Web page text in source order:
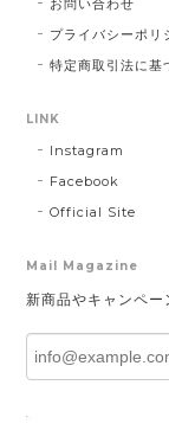
プライバシーポリ
特定商取引法に基
LINK
Instagram
Facebook
Official Site
Mail Magazine
新商品やキャンペー